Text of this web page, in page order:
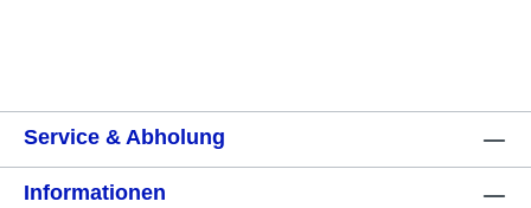
Service & Abholung
Informationen